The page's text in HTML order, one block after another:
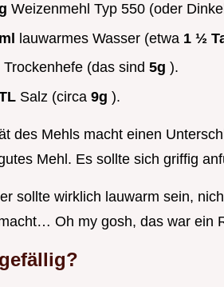
Weizenmehl Typ 550 (oder
lauwarmes Wasser (etwa 1 ½
Trockenhefe (das sind 5g ).
Salz (circa 9g ).
des Mehls macht einen
Mehl. Es sollte sich griffig
sollte wirklich lauwarm sein,
Oh my gosh, das war ein